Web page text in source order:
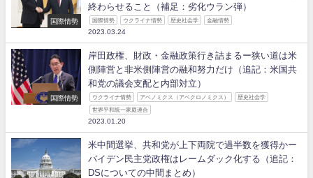
国際情勢
終わらせること（補足：劣化ウラン弾）
国際情勢 ウクライナ情勢 歴史社会学 金融情勢
2023.03.24
国際情勢
岸田政権、財政・金融政策行き詰まるー狭い道は米
側陣営と非米側陣営の融和努力だけ（追記：米国共
和党の議会支配と内部対立）
ウクライナ情勢 アベノミクス（アベクロノミクス） 歴史社会学
世界平和統一家庭連合
2023.01.20
米中間選挙、共和党が上下両院で過半数を獲得かー
バイデン民主党政権はレームダック化する（追記：
DSについての中間まとめ）